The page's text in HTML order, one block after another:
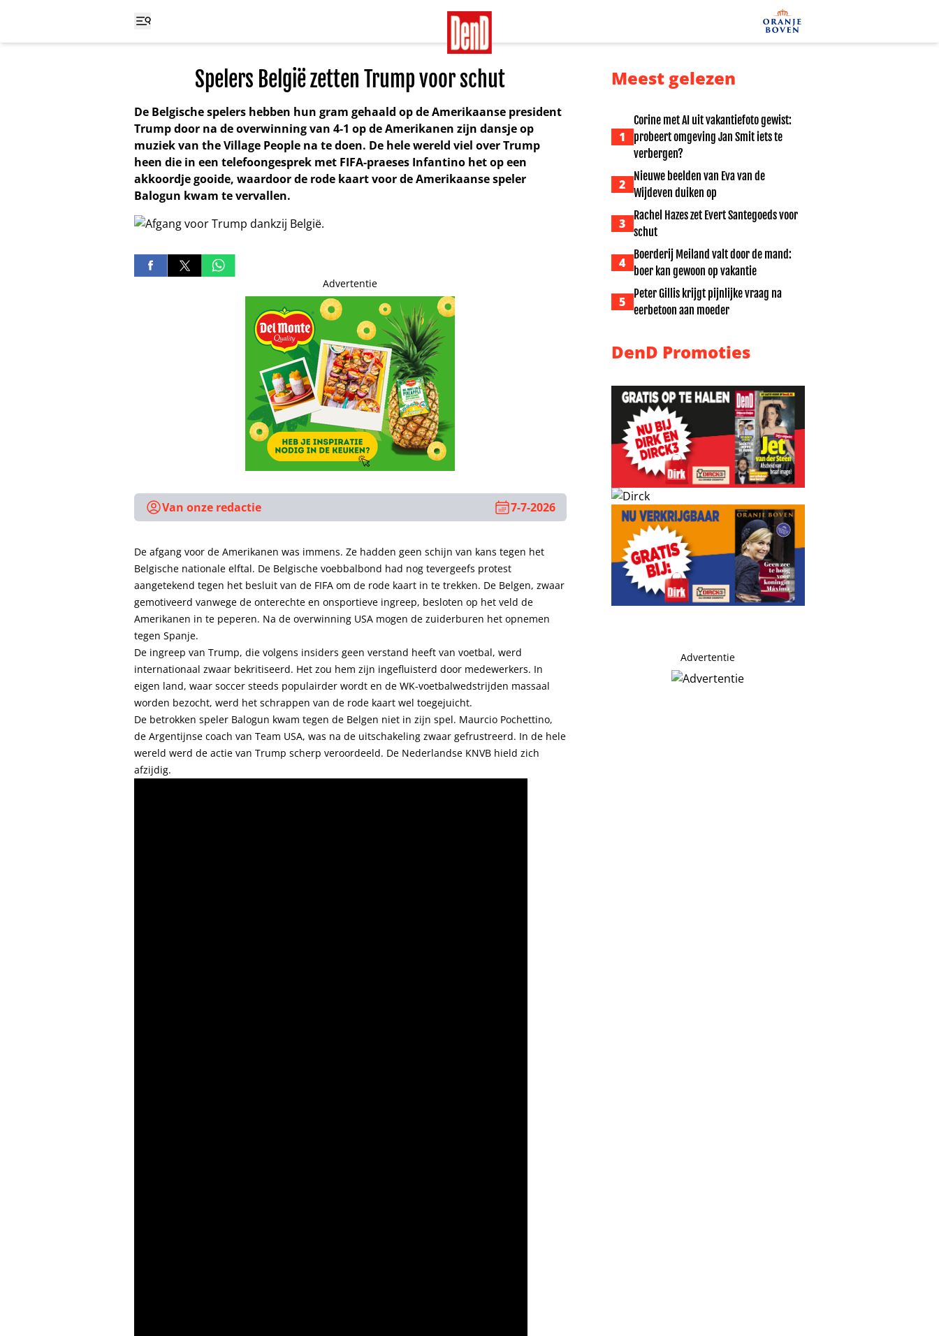
Spelers België zetten Trump voor schut
De Belgische spelers hebben hun gram gehaald op de Amerikaanse president
Trump door na de overwinning van 4-1 op de Amerikanen zijn dansje op
muziek van the Village People na te doen. De hele wereld viel over Trump
heen die in een telefoongesprek met FIFA-praeses Infantino het op een
akkoordje gooide, waardoor de rode kaart voor de Amerikaanse speler
Balogun kwam te vervallen.
Advertentie
Van onze redactie 7-7-2026
De afgang voor de Amerikanen was immens. Ze hadden geen schijn van kans tegen het
Belgische nationale elftal. De Belgische voebbalbond had nog tevergeefs protest
aangetekend tegen het besluit van de FIFA om de rode kaart in te trekken. De Belgen, zwaar
gemotiveerd vanwege de onterechte en onsportieve ingreep, besloten op het veld de
Amerikanen in te peperen. Na de overwinning USA mogen de zuiderburen het opnemen
tegen Spanje.
De ingreep van Trump, die volgens insiders geen verstand heeft van voetbal, werd
internationaal zwaar bekritiseerd. Het zou hem zijn ingefluisterd door medewerkers. In
eigen land, waar soccer steeds populairder wordt en de WK-voetbalwedstrijden massaal
worden bezocht, werd het schrappen van de rode kaart wel toegejuicht.
De betrokken speler Balogun kwam tegen de Belgen niet in zijn spel. Maurcio Pochettino,
de Argentijnse coach van Team USA, was na de uitschakeling zwaar gefrustreerd. In de hele
wereld werd de actie van Trump scherp veroordeeld. De Nederlandse KNVB hield zich
afzijdig.
Meest gelezen
1
Corine met AI uit vakantiefoto gewist:
probeert omgeving Jan Smit iets te
verbergen?
2
Nieuwe beelden van Eva van de
Wijdeven duiken op
3
Rachel Hazes zet Evert Santegoeds voor
schut
4
Boerderij Meiland valt door de mand:
boer kan gewoon op vakantie
5
Peter Gillis krijgt pijnlijke vraag na
eerbetoon aan moeder
DenD Promoties
Advertentie